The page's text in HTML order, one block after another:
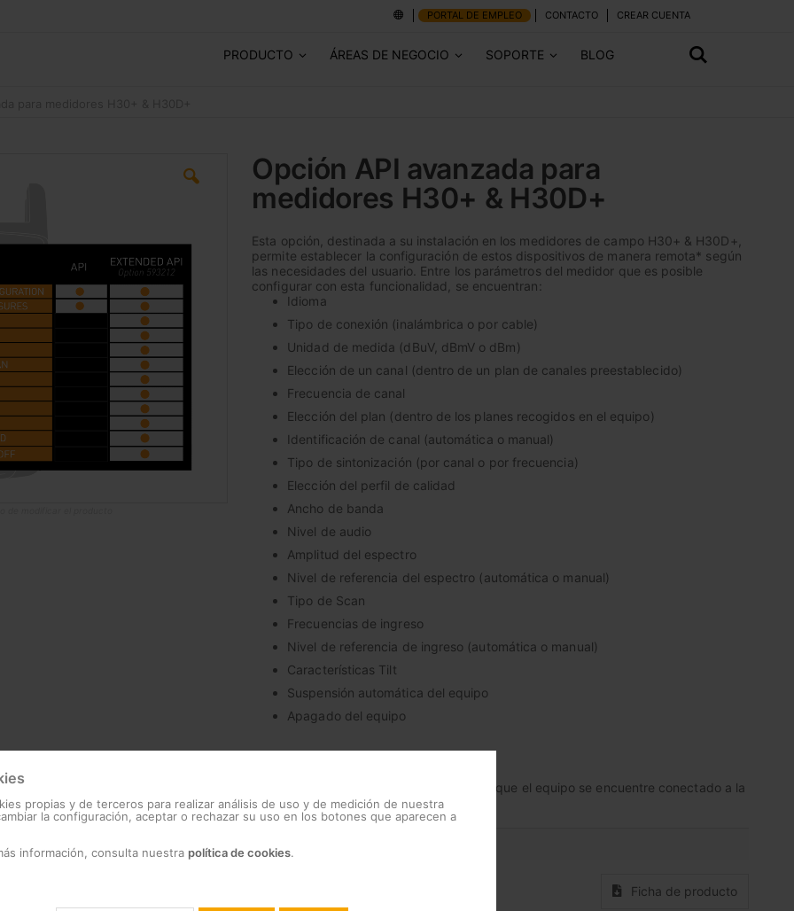
PORTAL DE EMPLEO CONTACTO CREAR CUENTA
PRODUCTO ÁREAS DE NEGOCIO SOPORTE BLOG
Opción API avanzada para
medidores H30+ & H30D+
Esta opción, destinada a su instalación en los medidores de campo H30+ & H30D+,
permite establecer la configuración de estos dispositivos de manera remota* según
las necesidades del usuario. Entre los parámetros del medidor que es posible
configurar con esta funcionalidad, se encuentran:
Idioma
Tipo de conexión (inalámbrica o por cable)
Unidad de medida (dBuV, dBmV o dBm)
Elección de un canal (dentro de un plan de canales preestablecido)
Frecuencia de canal
Elección del plan (dentro de los planes recogidos en el equipo)
Identificación de canal (automática o manual)
Tipo de sintonización (por canal o por frecuencia)
Elección del perfil de calidad
Ancho de banda
Nivel de audio
Amplitud del espectro
Nivel de referencia del espectro (automática o manual)
Tipo de Scan
Frecuencias de ingreso
Nivel de referencia de ingreso (automática o manual)
Características Tilt
Suspensión automática del equipo
Apagado del equipo
(*) Para utilizar esta opción, es necesario que el equipo se encuentre conectado a la
red.
Ficha de producto
propias y de terceros para realizar análisis de uso y de medición de nuestra
la configuración, aceptar o rechazar su uso en los botones que aparecen a
información, consulta nuestra política de cookies.